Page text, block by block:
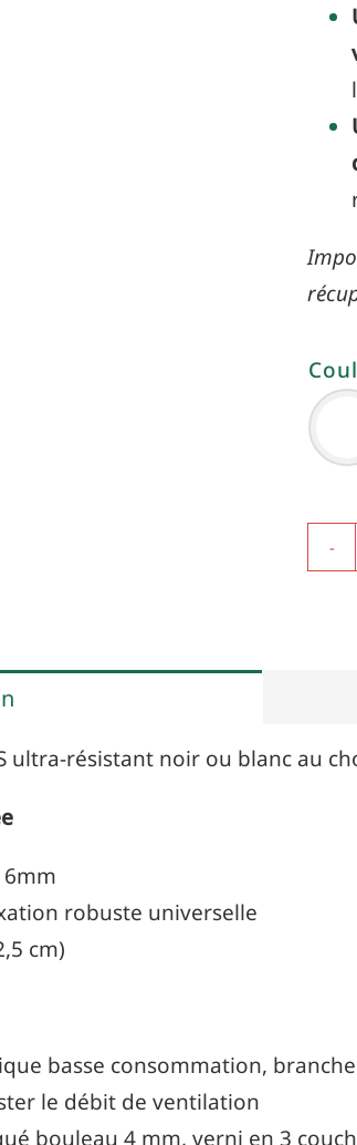
ultra-résistant noir ou blanc au
robuste universelle
cm)
basse consommation,
le débit de ventilation
bouleau 4 mm, verni en 3